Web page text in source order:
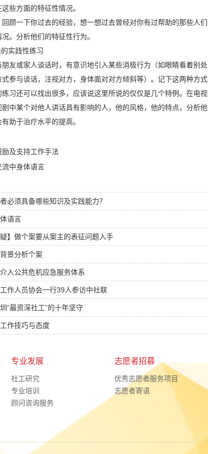
些方面的特征性情况。
一下你过去的经验，想一想过去曾经对你有过帮助的那些人们
。分析他们的特征性行为。
践性练习
或家人谈话时，有意识地引入某些消极行为（如眼睛看着别处
参与谈话，注视对方，身体面对对方倾斜等）。记下这两种方
还可以找出很多，应该说这里所说的仅仅是几个特例。在电视
剧中某个对他人讲话具有影响的人，他的风格，他的特点，分析
助于治疗水平的提高。
励及支持工作手法
流中身体语言
必须具备哪些知识及实践能力？
语言
】做个案要从案主的表征问题入手
景分析个案
入公共危机应急服务体系
作人员协会一行39人参访中社联
“最资深社工”的十年坚守
作技巧与态度
专业发展
社工研究
专业培训
顾问咨询服务
志愿者招募
优秀志愿者服务项目
志愿者寄语